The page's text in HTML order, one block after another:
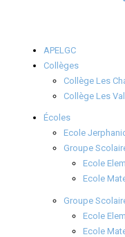
APELGC
Collèges
Collège Les
Collège Les
Écoles
Ecole
Groupe
Ecole
Ecole
Groupe
Ecole
Ecole